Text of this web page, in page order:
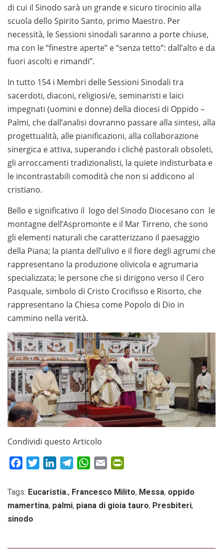
di cui il Sinodo sarà un grande e sicuro tirocinio alla
scuola dello Spirito Santo, primo Maestro. Per
necessità, le Sessioni sinodali saranno a porte chiuse,
ma con le “finestre aperte” e “senza tetto”: dall’alto e da
fuori ascolti e rimandi”.
In tutto 154 i Membri delle Sessioni Sinodali tra
sacerdoti, diaconi, religiosi/e, seminaristi e laici
impegnati (uomini e donne) della diocesi di Oppido –
Palmi, che dall’analisi dovranno passare alla sintesi, alla
progettualità, alle pianificazioni, alla collaborazione
sinergica e attiva, superando i cliché pastorali obsoleti,
gli arroccamenti tradizionalisti, la quiete indisturbata e
le incontrastabili comodità che non si addicono al
cristiano.
Bello e significativo il logo del Sinodo Diocesano con le
montagne dell’Aspromonte e il Mar Tirreno, che sono
gli elementi naturali che caratterizzano il paesaggio
della Piana; la pianta dell’ulivo e il fiore degli agrumi che
rappresentano la produzione olivicola e agrumaria
specializzata; le persone che si dirigono verso il Cero
Pasquale, simbolo di Cristo Crocifisso e Risorto, che
rappresentano la Chiesa come Popolo di Dio in
cammino nella verità.
Condividi questo Articolo
FacebookTwitterLinkedInTelegramWhatsApp
Email
Tags: Eucaristia., Francesco Milito, Messa, oppido
mamertina, palmi, piana di gioia tauro, Presbiteri,
sinodo